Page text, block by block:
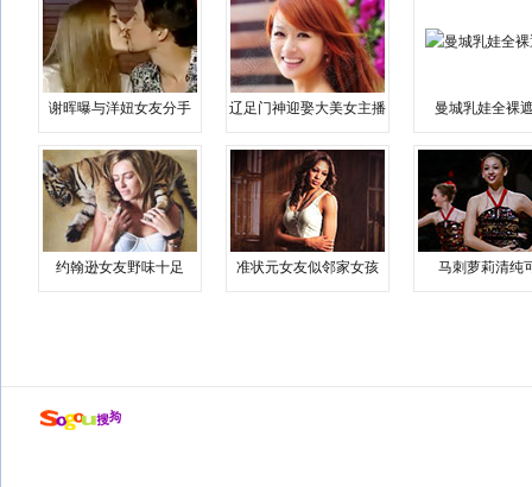
谢晖曝与洋妞女友分手 辽足门神迎娶大美女主播 曼城乳娃全裸
约翰逊女友野味十足 准状元女友似邻家女孩 马刺萝莉清纯